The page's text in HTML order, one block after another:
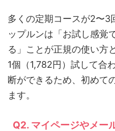
多くの定期コースが2〜3
ップルンは「お試し感覚
る」ことが正規の使い方
1個（1,782円）試して合
断ができるため、初めて
ます。
Q2. マイページやメー